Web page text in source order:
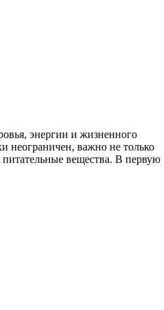
неограничен, важно не только
питательные вещества. В первую